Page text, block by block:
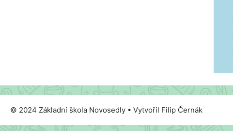
© 2024 Základní škola Novosedly • Vytvořil Filip Černák